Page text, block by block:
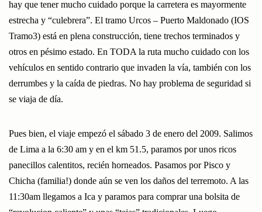
hay que tener mucho cuidado porque la carretera es mayormente
estrecha y “culebrera”. El tramo Urcos – Puerto Maldonado (IOS
Tramo3) está en plena construcción, tiene trechos terminados y
otros en pésimo estado. En TODA la ruta mucho cuidado con los
vehículos en sentido contrario que invaden la vía, también con los
derrumbes y la caída de piedras. No hay problema de seguridad si
se viaja de día.
Pues bien, el viaje empezó el sábado 3 de enero del 2009. Salimos
de Lima a la 6:30 am y en el km 51.5, paramos por unos ricos
panecillos calentitos, recién horneados. Pasamos por Pisco y
Chicha (familia!) donde aún se ven los daños del terremoto. A las
11:30am llegamos a Ica y paramos para comprar una bolsita de